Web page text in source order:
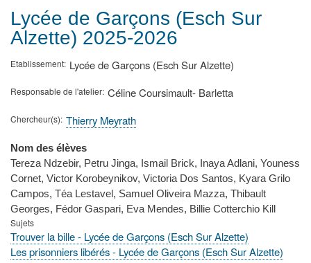
d'Ariane
Lycée de Garçons (Esch Sur
Alzette) 2025-2026
Etablissement Lycée de Garçons (Esch Sur Alzette)
Responsable de l'atelier Céline Coursimault- Barletta
Chercheur(s) Thierry Meyrath
Nom des élèves
Tereza Ndzebir, Petru Jinga, Ismail Brick, Inaya Adlani, Youness
Cornet, Victor Korobeynikov, Victoria Dos Santos, Kyara Grilo
Campos, Téa Lestavel, Samuel Oliveira Mazza, Thibault
Georges, Fédor Gaspari, Eva Mendes, Billie Cotterchio Kill
Sujets
Trouver la bille - Lycée de Garçons (Esch Sur Alzette)
Les prisonniers libérés - Lycée de Garçons (Esch Sur Alzette)